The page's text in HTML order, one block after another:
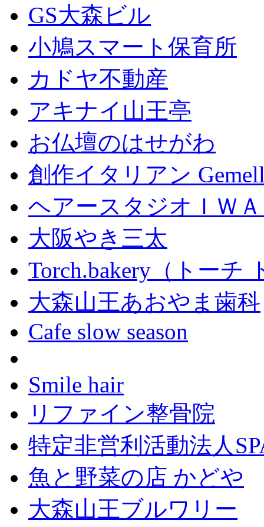
GS大森ビル
小鳩スマート保育所
カドヤ不動産
アキナイ山王亭
お仏壇のはせがわ
創作イタリアン
ヘアースタジオＩＷ
大阪やき三太
Torch.bakery（トーチ
大森山王あおやま歯科
Cafe slow season
Smile hair
リファイン整骨院
特定非営利活動法人
魚と野菜の店 かどや
大森山王ブルワリー